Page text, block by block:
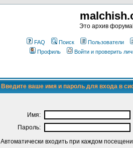
Это архив
FAQ Поиск Пользователи
Профиль
Войти и проверить
Введите ваше имя и пароль для входа в
Имя:
Пароль:
Автоматически входить при каждом